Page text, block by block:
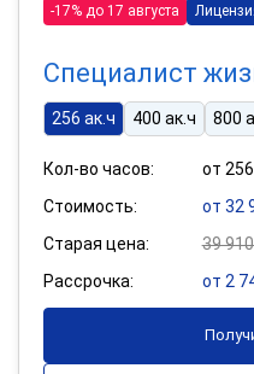
-17% до 17 августа
Специалист
256 ак.ч 400 ак.ч 800
Кол-во часов:
от
Стоимость:
от 32
Старая цена:
39
Рассрочка:
от 2